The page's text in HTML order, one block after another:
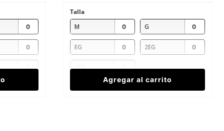
Talla
M
G
EG 2EG
3EG
Agregar al carrito